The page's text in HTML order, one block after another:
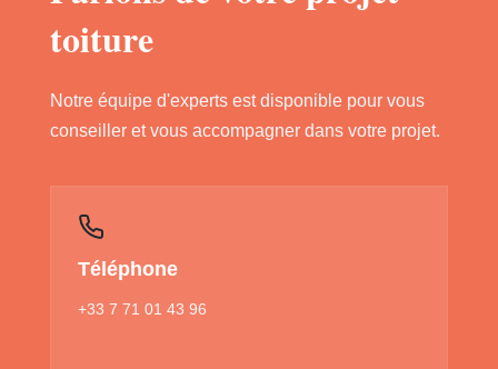
toiture
Notre équipe d'experts est disponible pour vous
conseiller et vous accompagner dans votre projet.
Téléphone
+33 7 71 01 43 96